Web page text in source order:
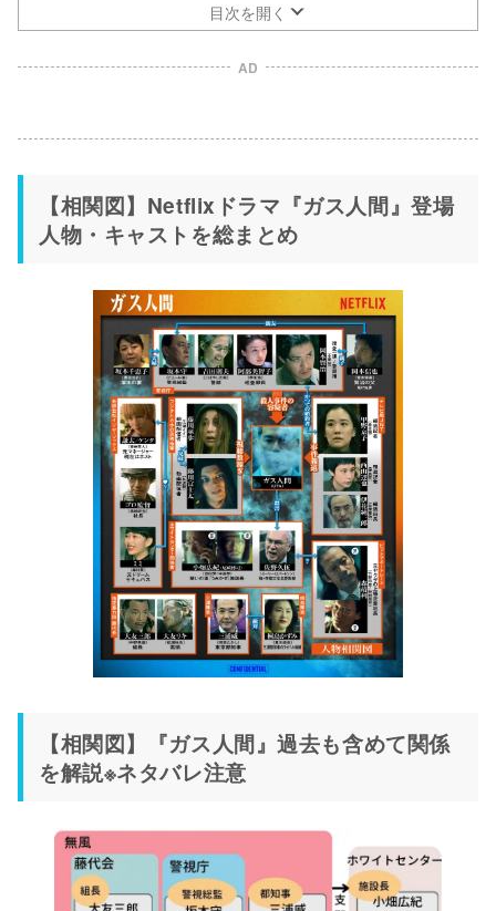
目次を開く
AD
【相関図】Netflixドラマ『ガス人間』登場
人物・キャストを総まとめ
【相関図】『ガス人間』過去も含めて関係
を解説※ネタバレ注意